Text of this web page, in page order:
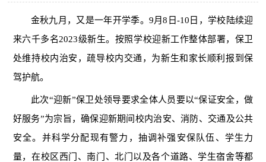
金秋九月，又是一年开学季。 9月8日-10日，学校陆续迎
来六千多名2023级新生。按照学校迎新工作整体部署，保卫
处维持校内治安，疏导校内交通，为新生和家长顺利报到保
驾护航。
此次“迎新”保卫处领导要求全体人员要以“保证安全，做
好服务”为宗旨，确保迎新期间校内治安、消防、交通及公共
安全。 并科学分配现有警力，抽调补强安保队伍 、 学生力
量，在校区西门、南门、北门以及各个道路、学生宿舍等都